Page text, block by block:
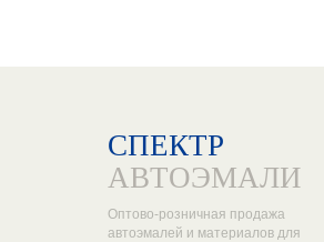
СПЕКТР
АВТОЭМАЛИ
Оптово-розничная продажа
автоэмалей и материалов для